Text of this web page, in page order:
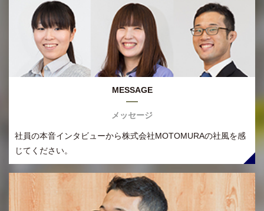
MESSAGE
メッセージ
社員の本音インタビューから株式会社MOTOMURAの社風を感
じてください。